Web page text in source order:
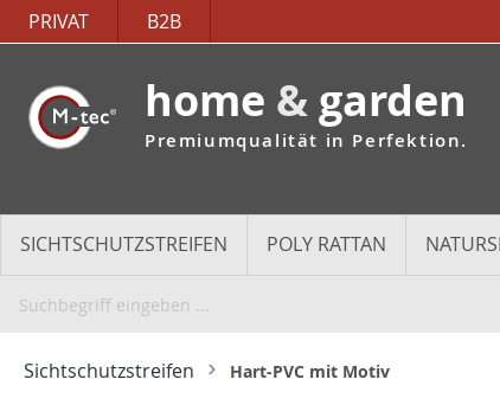
PRIVAT B2B
home & garden
Premiumqualität in Perfektion.
SICHTSCHUTZSTREIFEN POLY RATTAN
Sichtschutzstreifen Hart-PVC mit Motiv